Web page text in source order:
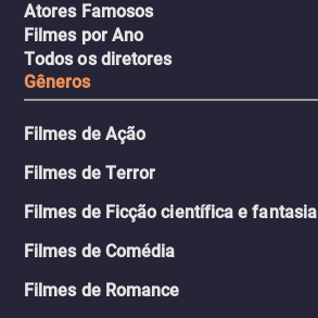
Atores Famosos
Filmes por Ano
Todos os diretores
Gêneros
Filmes de Ação
Filmes de Terror
Filmes de Ficção científica e fantasia
Filmes de Comédia
Filmes de Romance